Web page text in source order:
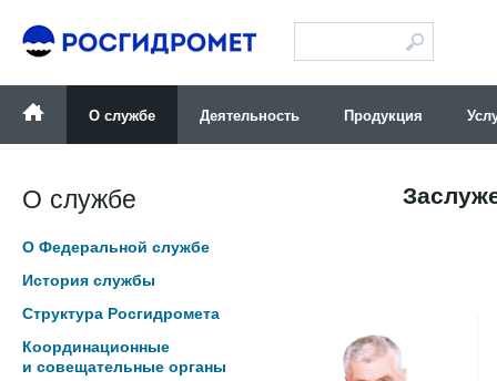
О службе Деятельность Продукция
О службе
О Федеральной службе
История службы
Структура Росгидромета
Координационные
и совещательные органы